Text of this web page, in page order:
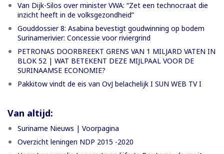
Van Dijk-Silos over minister VWA: “Zet een technocraat die
inzicht heeft in de volksgezondheid”
Gouddossier 8: Asabina bevestigt goudwinning op bodem
Surinamerivier: Concessie voor riviergrind
PETRONAS DOORBREEKT GRENS VAN 1 MILJARD VATEN IN
BLOK 52 | WAT BETEKENT DEZE MIJLPAAL VOOR DE
SURINAAMSE ECONOMIE?
Pakkitow vindt de eis van OvJ belachelijk I SUN WEB TV I
Van altijd:
Suriname Nieuws | Voorpagina
Overzicht leningen NDP 2015 -2020